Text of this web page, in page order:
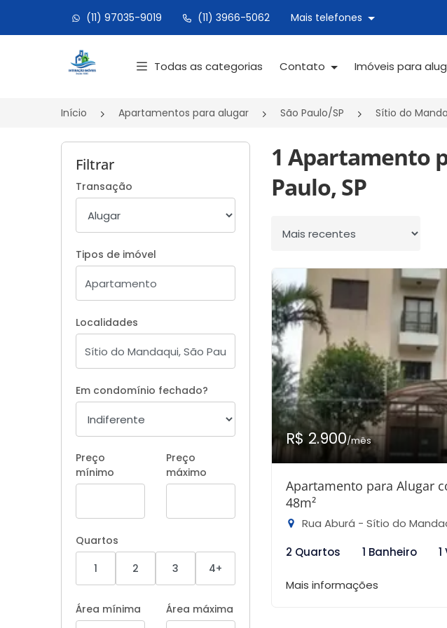
(11) 97035-9019 (11) 3966-5062 Mais telefones
Página inicial
Todas as categorias Contato Imóveis para
Início Apartamentos para alugar São Paulo/SP Sítio do
Filtrar
Transação
Tipos de imóvel
Localidades
Em condomínio fechado?
Preço
mínimo
Preço
máximo
Quartos
1
2 3 4+
Área mínima Área máxima
1 Apartamento
Paulo, SP
Ordenar por
R$ 2.900/mês
Apartamento para Alugar
48m²
Rua Aburá - Sítio do
2 Quartos
1 Banheiro
Mais informações